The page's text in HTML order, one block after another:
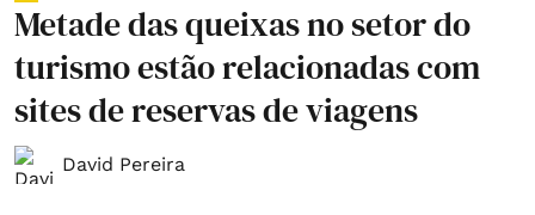
Metade das queixas no setor do
turismo estão relacionadas com
sites de reservas de viagens
David Pereira